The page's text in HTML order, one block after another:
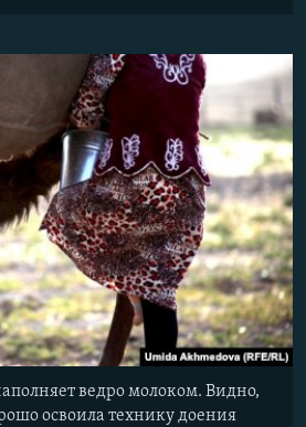
ведро молоком. Видно,
освоила технику доения